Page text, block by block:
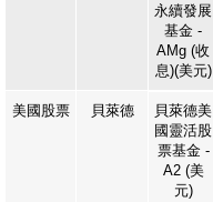
永續發展
基金 -
AMg (收
息)(美元)
美國股票 貝萊德
貝萊德美
國靈活股
票基金 -
A2 (美
元)